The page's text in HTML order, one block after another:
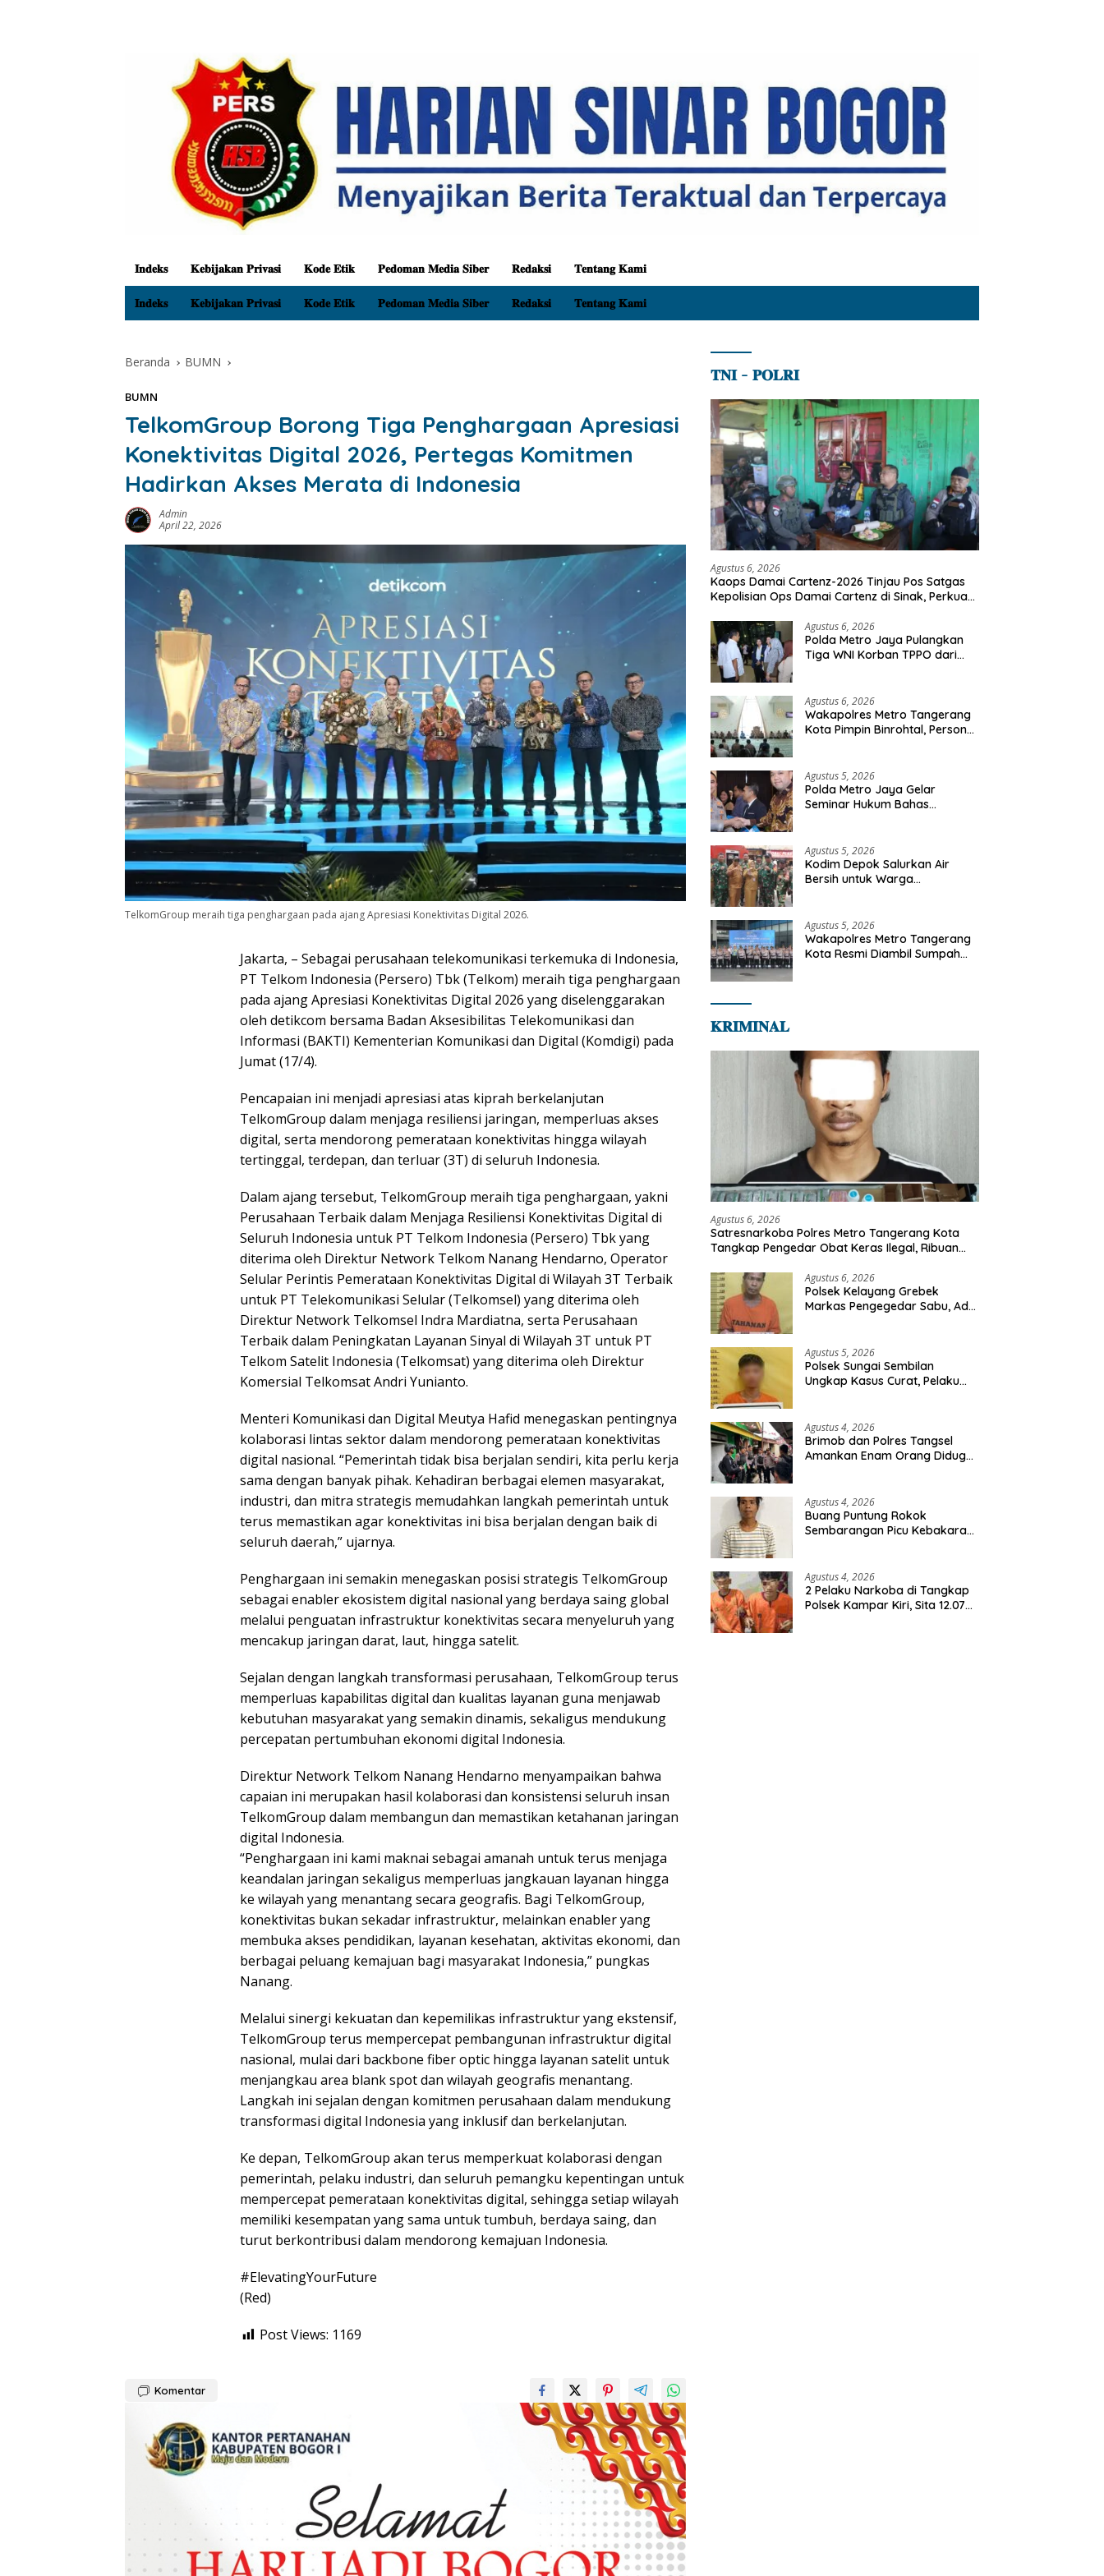
𝐈𝐧𝐝𝐞𝐤𝐬 𝐊𝐞𝐛𝐢𝐣𝐚𝐤𝐚𝐧 𝐏𝐫𝐢𝐯𝐚𝐬𝐢 𝐊𝐨𝐝𝐞 𝐄𝐭𝐢𝐤 𝐏𝐞𝐝𝐨𝐦𝐚𝐧 𝐌𝐞𝐝𝐢𝐚 𝐒𝐢𝐛𝐞𝐫 𝐑𝐞𝐝𝐚𝐤𝐬𝐢 𝐓𝐞𝐧𝐭𝐚𝐧𝐠 𝐊𝐚𝐦𝐢
𝐈𝐧𝐝𝐞𝐤𝐬 𝐊𝐞𝐛𝐢𝐣𝐚𝐤𝐚𝐧 𝐏𝐫𝐢𝐯𝐚𝐬𝐢 𝐊𝐨𝐝𝐞 𝐄𝐭𝐢𝐤 𝐏𝐞𝐝𝐨𝐦𝐚𝐧 𝐌𝐞𝐝𝐢𝐚 𝐒𝐢𝐛𝐞𝐫 𝐑𝐞𝐝𝐚𝐤𝐬𝐢 𝐓𝐞𝐧𝐭𝐚𝐧𝐠 𝐊𝐚𝐦𝐢
Beranda BUMN
BUMN
TelkomGroup Borong Tiga Penghargaan Apresiasi
Konektivitas Digital 2026, Pertegas Komitmen
Hadirkan Akses Merata di Indonesia
Admin
April 22, 2026
TelkomGroup meraih tiga penghargaan pada ajang Apresiasi Konektivitas Digital 2026.
Jakarta, – Sebagai perusahaan telekomunikasi terkemuka di Indonesia,
PT Telkom Indonesia (Persero) Tbk (Telkom) meraih tiga penghargaan
pada ajang Apresiasi Konektivitas Digital 2026 yang diselenggarakan
oleh detikcom bersama Badan Aksesibilitas Telekomunikasi dan
Informasi (BAKTI) Kementerian Komunikasi dan Digital (Komdigi) pada
Jumat (17/4).
Pencapaian ini menjadi apresiasi atas kiprah berkelanjutan
TelkomGroup dalam menjaga resiliensi jaringan, memperluas akses
digital, serta mendorong pemerataan konektivitas hingga wilayah
tertinggal, terdepan, dan terluar (3T) di seluruh Indonesia.
Dalam ajang tersebut, TelkomGroup meraih tiga penghargaan, yakni
Perusahaan Terbaik dalam Menjaga Resiliensi Konektivitas Digital di
Seluruh Indonesia untuk PT Telkom Indonesia (Persero) Tbk yang
diterima oleh Direktur Network Telkom Nanang Hendarno, Operator
Selular Perintis Pemerataan Konektivitas Digital di Wilayah 3T Terbaik
untuk PT Telekomunikasi Selular (Telkomsel) yang diterima oleh
Direktur Network Telkomsel Indra Mardiatna, serta Perusahaan
Terbaik dalam Peningkatan Layanan Sinyal di Wilayah 3T untuk PT
Telkom Satelit Indonesia (Telkomsat) yang diterima oleh Direktur
Komersial Telkomsat Andri Yunianto.
Menteri Komunikasi dan Digital Meutya Hafid menegaskan pentingnya
kolaborasi lintas sektor dalam mendorong pemerataan konektivitas
digital nasional. “Pemerintah tidak bisa berjalan sendiri, kita perlu kerja
sama dengan banyak pihak. Kehadiran berbagai elemen masyarakat,
industri, dan mitra strategis memudahkan langkah pemerintah untuk
terus memastikan agar konektivitas ini bisa berjalan dengan baik di
seluruh daerah,” ujarnya.
Penghargaan ini semakin menegaskan posisi strategis TelkomGroup
sebagai enabler ekosistem digital nasional yang berdaya saing global
melalui penguatan infrastruktur konektivitas secara menyeluruh yang
mencakup jaringan darat, laut, hingga satelit.
Sejalan dengan langkah transformasi perusahaan, TelkomGroup terus
memperluas kapabilitas digital dan kualitas layanan guna menjawab
kebutuhan masyarakat yang semakin dinamis, sekaligus mendukung
percepatan pertumbuhan ekonomi digital Indonesia.
Direktur Network Telkom Nanang Hendarno menyampaikan bahwa
capaian ini merupakan hasil kolaborasi dan konsistensi seluruh insan
TelkomGroup dalam membangun dan memastikan ketahanan jaringan
digital Indonesia.
“Penghargaan ini kami maknai sebagai amanah untuk terus menjaga
keandalan jaringan sekaligus memperluas jangkauan layanan hingga
ke wilayah yang menantang secara geografis. Bagi TelkomGroup,
konektivitas bukan sekadar infrastruktur, melainkan enabler yang
membuka akses pendidikan, layanan kesehatan, aktivitas ekonomi, dan
berbagai peluang kemajuan bagi masyarakat Indonesia,” pungkas
Nanang.
Melalui sinergi kekuatan dan kepemilikas infrastruktur yang ekstensif,
TelkomGroup terus mempercepat pembangunan infrastruktur digital
nasional, mulai dari backbone fiber optic hingga layanan satelit untuk
menjangkau area blank spot dan wilayah geografis menantang.
Langkah ini sejalan dengan komitmen perusahaan dalam mendukung
transformasi digital Indonesia yang inklusif dan berkelanjutan.
Ke depan, TelkomGroup akan terus memperkuat kolaborasi dengan
pemerintah, pelaku industri, dan seluruh pemangku kepentingan untuk
mempercepat pemerataan konektivitas digital, sehingga setiap wilayah
memiliki kesempatan yang sama untuk tumbuh, berdaya saing, dan
turut berkontribusi dalam mendorong kemajuan Indonesia.
#ElevatingYourFuture
(Red)
Post Views: 1169
Komentar
𝐓𝐍𝐈 – 𝐏𝐎𝐋𝐑𝐈
Agustus 6, 2026
Kaops Damai Cartenz-2026 Tinjau Pos Satgas
Kepolisian Ops Damai Cartenz di Sinak, Perkuat
Agustus 6, 2026
Polda Metro Jaya Pulangkan
Tiga WNI Korban TPPO dari
Agustus 6, 2026
Wakapolres Metro Tangerang
Kota Pimpin Binrohtal, Personel
Agustus 5, 2026
Polda Metro Jaya Gelar
Seminar Hukum Bahas
Agustus 5, 2026
Kodim Depok Salurkan Air
Bersih untuk Warga
Agustus 5, 2026
Wakapolres Metro Tangerang
Kota Resmi Diambil Sumpah
𝐊𝐑𝐈𝐌𝐈𝐍𝐀𝐋
Agustus 6, 2026
Satresnarkoba Polres Metro Tangerang Kota
Tangkap Pengedar Obat Keras Ilegal, Ribuan
Agustus 6, 2026
Polsek Kelayang Grebek
Markas Pengegedar Sabu, Ada
Agustus 5, 2026
Polsek Sungai Sembilan
Ungkap Kasus Curat, Pelaku
Agustus 4, 2026
Brimob dan Polres Tangsel
Amankan Enam Orang Diduga
Agustus 4, 2026
Buang Puntung Rokok
Sembarangan Picu Kebakaran
Agustus 4, 2026
2 Pelaku Narkoba di Tangkap
Polsek Kampar Kiri, Sita 12.07